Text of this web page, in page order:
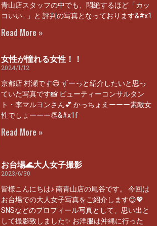
青山店スタッフの中でも、悶絶するほど「カッ
コいい…」と 評判の写真となっております&#x1
Read More »
女性が憧れる女性！！
2024/1/12
京都店 村瀬です😊 ずーっと紹介したいと思っ
ていた写真です📸 ビューティーコンサルタン
ト・李マルヨンさん💕 かっちょえーーー素敵女
性でしょーーー👏&#x1f
Read More »
お台場🌊大人女子撮影
2023/6/30
皆様こんにちは♪ 南青山店の尾谷です。 今回は
お台場での大人女子写真をご紹介します😊💖
SNSなどのプロフィール写真として、思い出と
して撮影致しました✨ お洋服は沖縄に行った